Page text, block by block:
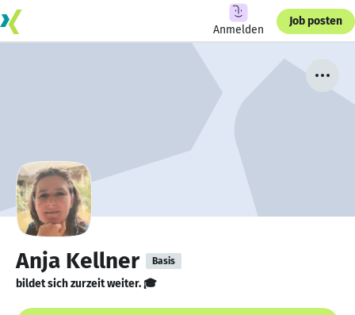
Anmelden
Job posten
Anja Kellner Basis
bildet sich zurzeit weiter. 🎓